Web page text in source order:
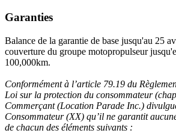
Garanties
Balance de la garantie de base jusqu'au 25
couverture du groupe motopropulseur
100,000km.
Conformément à l’article 79.19 du
Loi sur la protection du consommateur
Commerçant (Location Parade Inc.)
Consommateur (XX) qu’il ne garantit
de chacun des éléments suivants :